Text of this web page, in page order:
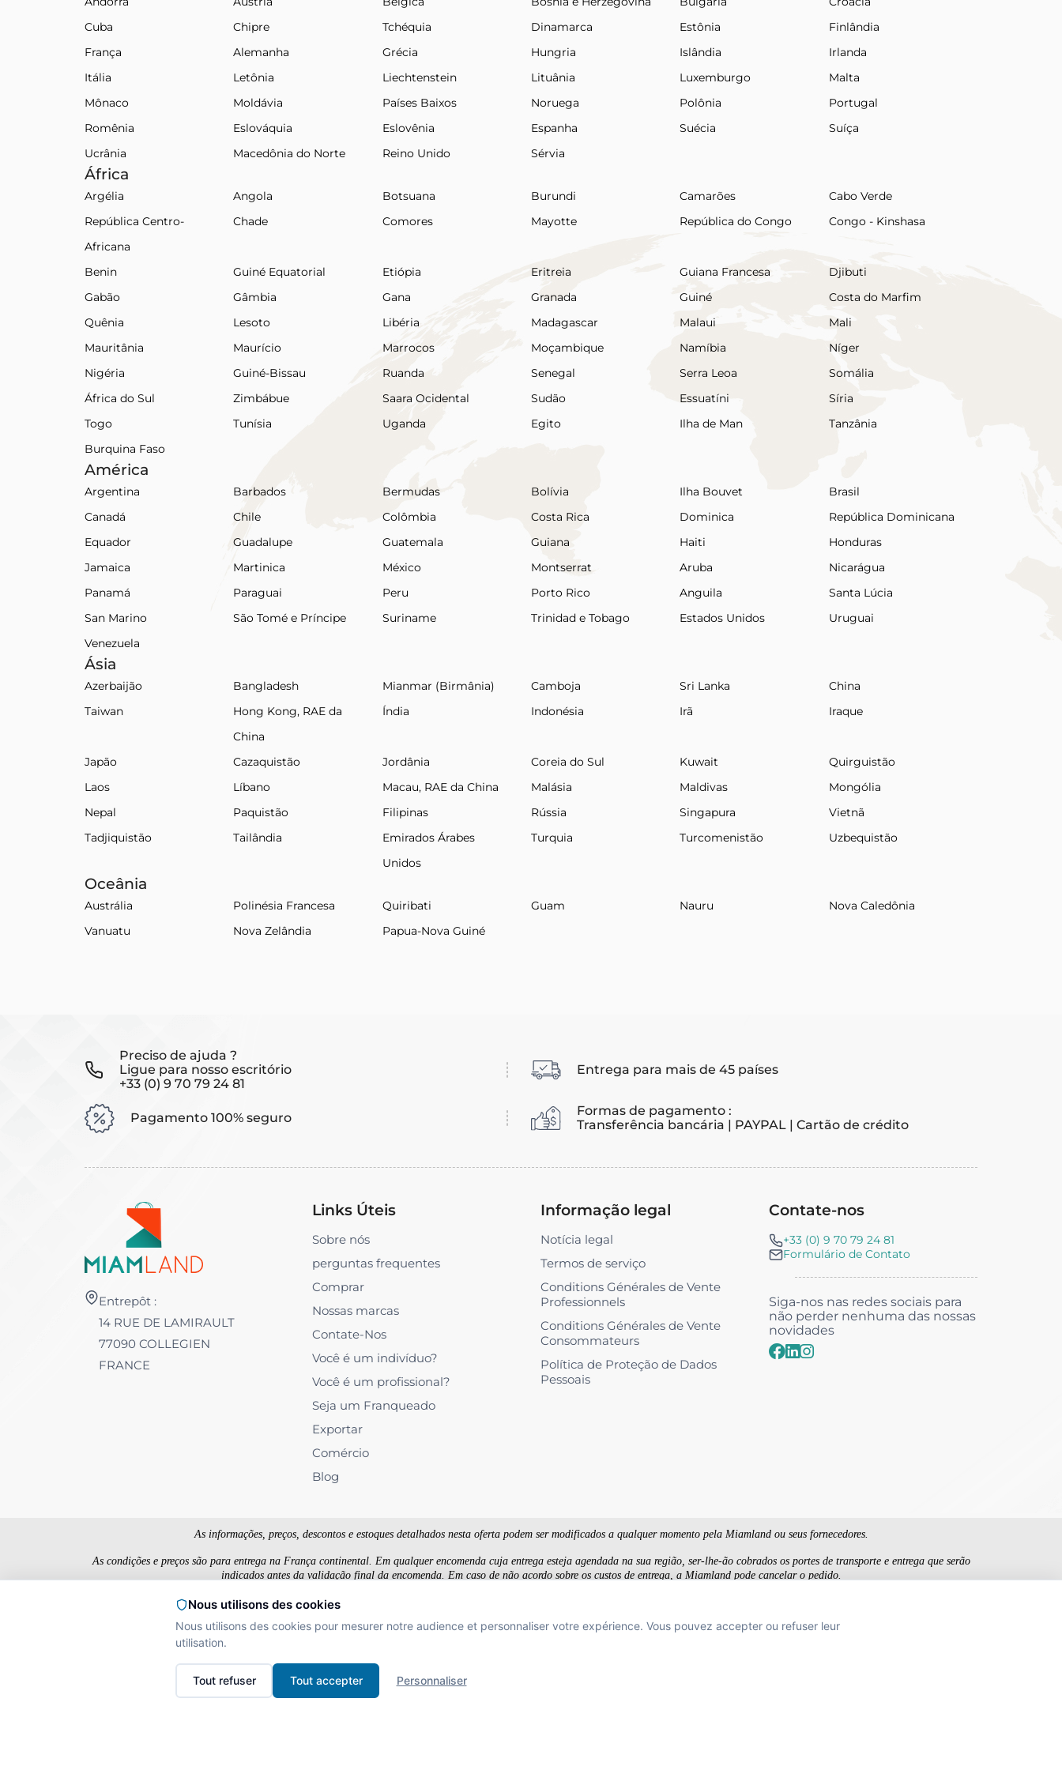
Cuba
Chipre Tchéquia Dinamarca Estônia
Finlândia
França
Alemanha Grécia Hungria Islândia
Irlanda
Itália
Letônia Liechtenstein Lituânia Luxemburgo
Malta
Mônaco
Moldávia Países Baixos Noruega Polônia
Portugal
Romênia
Eslováquia Eslovênia Espanha Suécia
Suíça
Ucrânia
Macedônia do Norte Reino Unido Sérvia
África
Argélia Angola Botsuana Burundi Camarões
Cabo Verde
República Centro-
Africana
Chade Comores Mayotte República do Congo Congo - Kinshasa
Benin Guiné Equatorial Etiópia Eritreia Guiana Francesa
Djibuti
Gabão
Gâmbia Gana Granada Guiné
Costa do Marfim
Quênia
Lesoto Libéria Madagascar Malaui
Mali
Mauritânia
Maurício Marrocos Moçambique Namíbia
Níger
Nigéria
Guiné-Bissau Ruanda Senegal Serra Leoa
Somália
África do Sul
Zimbábue Saara Ocidental Sudão Essuatíni
Síria
Togo
Tunísia Uganda Egito Ilha de Man
Tanzânia
Burquina Faso
América
Argentina Barbados Bermudas Bolívia Ilha Bouvet
Brasil
Canadá
Chile Colômbia Costa Rica Dominica
República Dominicana
Equador
Guadalupe Guatemala Guiana Haiti
Honduras
Jamaica
Martinica México Montserrat Aruba
Nicarágua
Panamá
Paraguai Peru Porto Rico Anguila
Santa Lúcia
San Marino
São Tomé e Príncipe Suriname Trinidad e Tobago Estados Unidos
Uruguai
Venezuela
Ásia
Azerbaijão Bangladesh Mianmar (Birmânia) Camboja Sri Lanka
China
Taiwan
Hong Kong, RAE da
China
Índia Indonésia Irã Iraque
Japão Cazaquistão Jordânia Coreia do Sul Kuwait
Quirguistão
Laos
Líbano Macau, RAE da China Malásia Maldivas
Mongólia
Nepal
Paquistão Filipinas Rússia Singapura
Vietnã
Tadjiquistão
Tailândia
Emirados Árabes
Unidos
Turquia Turcomenistão Uzbequistão
Oceânia
Austrália Polinésia Francesa Quiribati Guam Nauru
Nova Caledônia
Vanuatu
Nova Zelândia Papua-Nova Guiné
Preciso de ajuda ?
Ligue para nosso escritório
+33 (0) 9 70 79 24 81
Entrega para mais de 45 países
Pagamento 100% seguro
Formas de pagamento :
Transferência bancária | PAYPAL | Cartão de crédito
Entrepôt :
14 RUE DE LAMIRAULT
77090 COLLEGIEN
FRANCE
Links Úteis
Sobre nós
perguntas frequentes
Comprar
Nossas marcas
Contate-Nos
Você é um indivíduo?
Você é um profissional?
Seja um Franqueado
Exportar
Comércio
Blog
Informação legal
Notícia legal
Termos de serviço
Conditions Générales de Vente
Professionnels
Conditions Générales de Vente
Consommateurs
Política de Proteção de Dados
Pessoais
Contate-nos
+33 (0) 9 70 79 24 81
Formulário de Contato
Siga-nos nas redes sociais para
não perder nenhuma das nossas
novidades
As informações, preços, descontos e estoques detalhados nesta oferta podem ser modificados a qualquer momento pela Miamland ou seus fornecedores.
As condições e preços são para entrega na França continental. Em qualquer encomenda cuja entrega esteja agendada na sua região, ser-lhe-ão cobrados os portes de transporte e entrega que serão
indicados antes da validação final da encomenda. Em caso de não acordo sobre os custos de entrega, a Miamland pode cancelar o pedido.
Os preços são exibidos incluindo IVA para pessoas físicas e excluindo IVA para profissionais. As imagens não são contratuais.
Interdiction de vente de boissons alcooliques aux mineurs de moins de 18 ans
La preuve de majorité de l'acheteur est exigée au moment de la vente en ligne.
Nous utilisons des cookies
Nous utilisons des cookies pour mesurer notre audience et personnaliser votre expérience. Vous pouvez accepter ou refuser leur
utilisation.
Tout refuser Tout accepter Personnaliser